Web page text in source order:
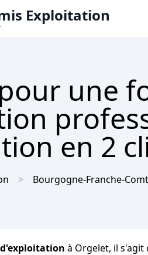
Exploitation
une
en 2
Bourgogne-Franche-
à Orgelet, il